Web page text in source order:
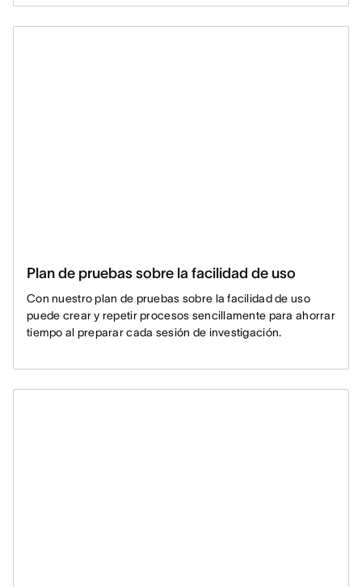
Plan de pruebas sobre la facilidad de uso
Con nuestro plan de pruebas sobre la facilidad de uso
puede crear y repetir procesos sencillamente para ahorrar
tiempo al preparar cada sesión de investigación.